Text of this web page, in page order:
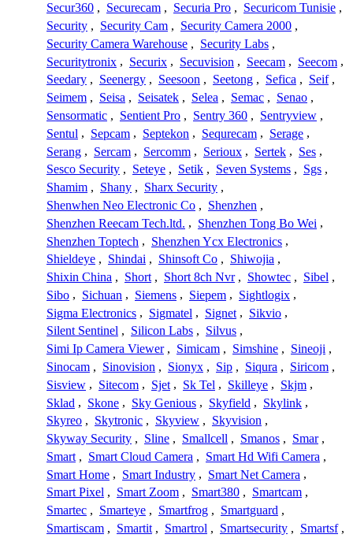
Secur360 , Securecam , Securia Pro , Securicom Tunisie ,
Security , Security Cam , Security Camera 2000 ,
Security Camera Warehouse , Security Labs ,
Securitytronix , Securix , Secuvision , Seecam , Seecom ,
Seedary , Seenergy , Seesoon , Seetong , Sefica , Seif ,
Seimem , Seisa , Seisatek , Selea , Semac , Senao ,
Sensormatic , Sentient Pro , Sentry 360 , Sentryview ,
Sentul , Sepcam , Septekon , Sequrecam , Serage ,
Serang , Sercam , Sercomm , Serioux , Sertek , Ses ,
Sesco Security , Seteye , Setik , Seven Systems , Sgs ,
Shamim , Shany , Sharx Security ,
Shenwhen Neo Electronic Co , Shenzhen ,
Shenzhen Reecam Tech.ltd. , Shenzhen Tong Bo Wei ,
Shenzhen Toptech , Shenzhen Ycx Electronics ,
Shieldeye , Shindai , Shinsoft Co , Shiwojia ,
Shixin China , Short , Short 8ch Nvr , Showtec , Sibel ,
Sibo , Sichuan , Siemens , Siepem , Sightlogix ,
Sigma Electronics , Sigmatel , Signet , Sikvio ,
Silent Sentinel , Silicon Labs , Silvus ,
Simi Ip Camera Viewer , Simicam , Simshine , Sineoji ,
Sinocam , Sinovision , Sionyx , Sip , Siqura , Siricom ,
Sisview , Sitecom , Sjet , Sk Tel , Skilleye , Skjm ,
Sklad , Skone , Sky Genious , Skyfield , Skylink ,
Skyreo , Skytronic , Skyview , Skyvision ,
Skyway Security , Sline , Smallcell , Smanos , Smar ,
Smart , Smart Cloud Camera , Smart Hd Wifi Camera ,
Smart Home , Smart Industry , Smart Net Camera ,
Smart Pixel , Smart Zoom , Smart380 , Smartcam ,
Smartec , Smarteye , Smartfrog , Smartguard ,
Smartiscam , Smartit , Smartrol , Smartsecurity , Smartsf ,